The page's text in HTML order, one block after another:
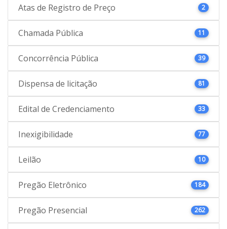
Atas de Registro de Preço 2
Chamada Pública 11
Concorrência Pública 39
Dispensa de licitação 81
Edital de Credenciamento 33
Inexigibilidade 77
Leilão 10
Pregão Eletrônico 184
Pregão Presencial 262